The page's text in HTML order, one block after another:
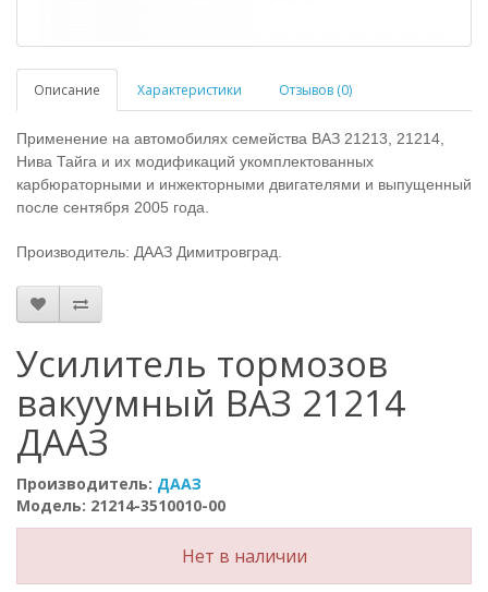
Описание Характеристики Отзывов (0)
Применение на автомобилях семейства ВАЗ 21213, 21214,
Нива Тайга и их модификаций укомплектованных
карбюраторными и инжекторными двигателями и выпущенный
после сентября 2005 года.
Производитель: ДААЗ Димитровград.
Усилитель тормозов
вакуумный ВАЗ 21214
ДААЗ
Производитель: ДААЗ
Модель: 21214-3510010-00
Нет в наличии